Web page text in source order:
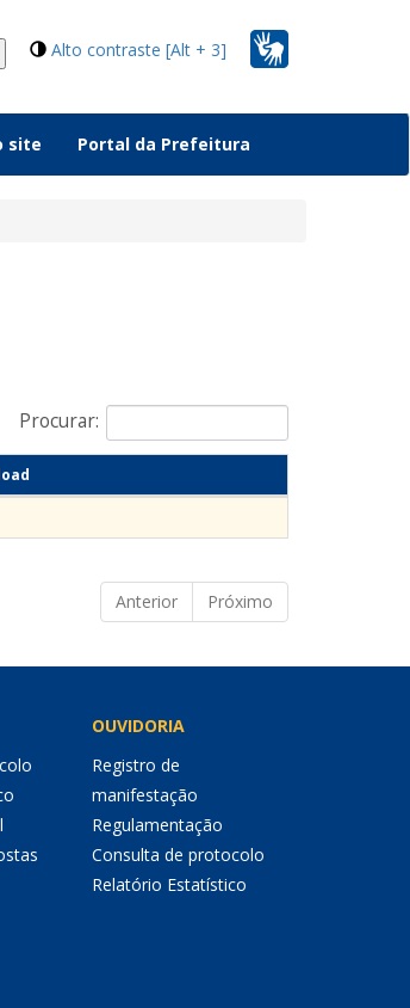
Alto contraste [Alt + 3]
site Portal da Prefeitura
Procurar:
Anterior
Próximo
OUVIDORIA
Registro de
manifestação
Regulamentação
Consulta de protocolo
Relatório Estatístico